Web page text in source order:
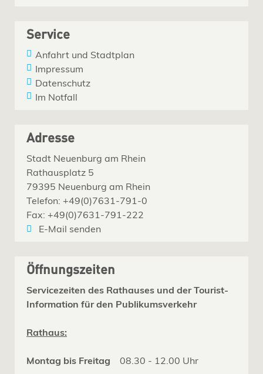
Service
Anfahrt und Stadtplan
Impressum
Datenschutz
Im Notfall
Adresse
Stadt Neuenburg am Rhein
Rathausplatz 5
79395 Neuenburg am Rhein
Telefon: +49(0)7631-791-0
Fax: +49(0)7631-791-222
E-Mail senden
Öffnungszeiten
Servicezeiten des Rathauses und der Tourist-
Information für den Publikumsverkehr
Rathaus:
Montag bis Freitag 08.30 - 12.00 Uhr